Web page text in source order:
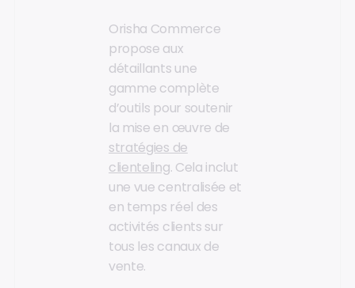
Orisha Commerce
propose aux
détaillants une
gamme complète
d’outils pour soutenir
la mise en œuvre de
stratégies de
clienteling. Cela inclut
une vue centralisée et
en temps réel des
activités clients sur
tous les canaux de
vente.